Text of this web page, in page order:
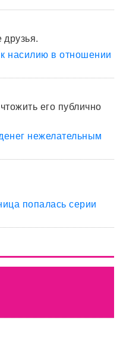
насилию в отношении
его публично
нежелательным
попалась серии